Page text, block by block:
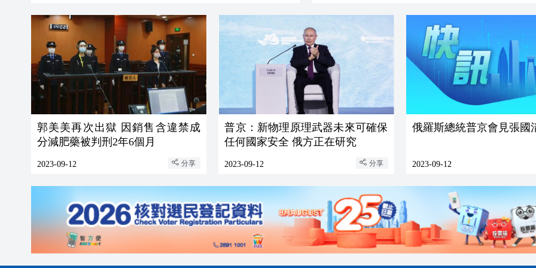
郭美美再次出獄 因銷售含違禁成
分減肥藥被判刑2年6個月
2023-09-12 分享
普京：新物理原理武器未來可確保
任何國家安全 俄方正在研究
2023-09-12 分享
俄羅斯總統普京會見張國
2023-09-12